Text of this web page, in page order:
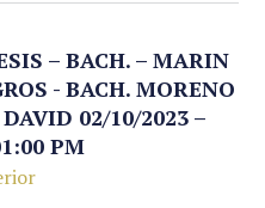
– BACH. – MARIN
- BACH. MORENO
02/10/2023 –
PM